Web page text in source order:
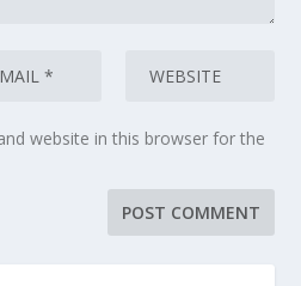
website in this browser for the